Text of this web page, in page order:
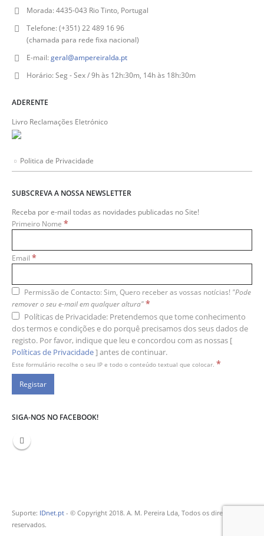
Morada:4435-043 Rio Tinto, Portugal
Telefone:(+351) 22 489 16 96
(chamada para rede fixa nacional)
E-mail:geral@ampereiralda.pt
Horário:Seg - Sex / 9h às 12h:30m, 14h às 18h:30m
ADERENTE
Livro Reclamações Eletrónico
Politica de Privacidade
SUBSCREVA A NOSSA NEWSLETTER
Receba por e-mail todas as novidades publicadas no Site!
Primeiro Nome *
Email *
Permissão de Contacto: Sim, Quero receber as vossas notícias! "Pode
remover o seu e-mail em qualquer altura"*
Políticas de Privacidade: Pretendemos que tome conhecimento
dos termos e condições e do porquê precisamos dos seus dados de
registo. Por favor, indique que leu e concordou com as nossas [
Políticas de Privacidade] antes de continuar.
Este formulário recolhe o seu IP e todo o conteúdo textual que colocar. *
SIGA-NOS NO FACEBOOK!
Suporte: IDnet.pt - © Copyright 2018. A. M. Pereira Lda, Todos os direitos
reservados.